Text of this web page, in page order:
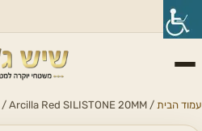
עמוד הבית / / Arcilla Red SILISTONE 20MM קוורץ